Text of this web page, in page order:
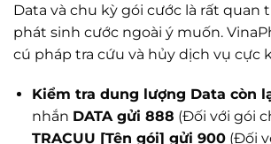
Data và chu kỳ gói cước là rất quan
phát sinh cước ngoài ý muốn.
cú pháp tra cứu và hủy dịch vụ cực
Kiểm tra dung lượng Data còn
nhắn DATA gửi 888 (Đối với gói
TRACUU [Tên gói] gửi 900(Đối